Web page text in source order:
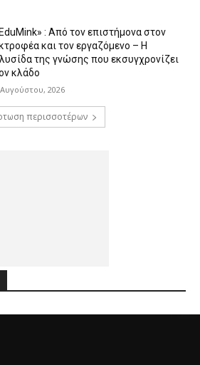
: Από τον επιστήμονα στον
και τον εργαζόμενο – Η
της γνώσης που εκσυγχρονίζει
κλάδο
2026
περισσοτέρων